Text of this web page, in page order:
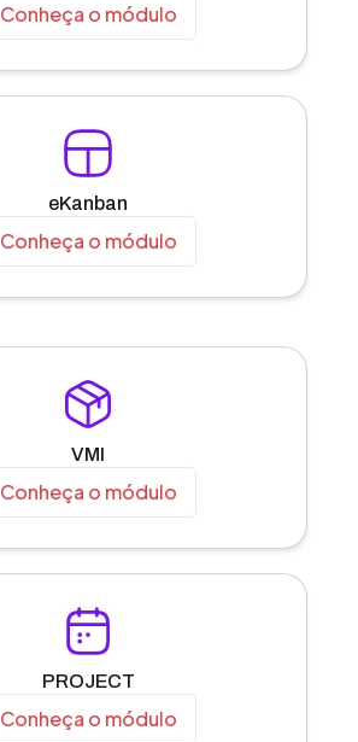
Conheça o módulo
eKanban
Conheça o módulo
VMI
Conheça o módulo
PROJECT
Conheça o módulo